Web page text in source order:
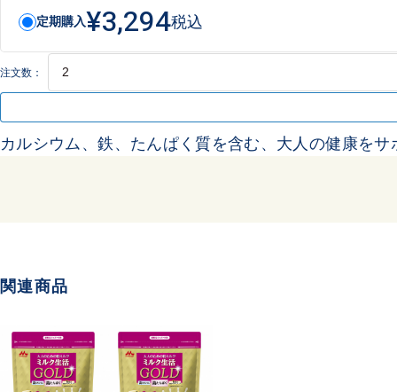
定期購入¥3,294税込
注文数：
カルシウム、鉄、たんぱく質を含む、大人の健康を
関連商品